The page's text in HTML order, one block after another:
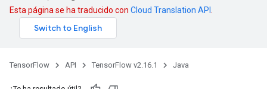
Esta página se ha traducido con Cloud Translation API
TensorFlow API TensorFlow v2.16.1 Java